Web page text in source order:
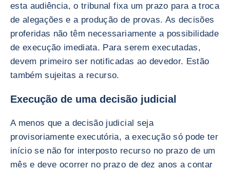
esta audiência, o tribunal fixa um prazo para a troca
de alegações e a produção de provas. As decisões
proferidas não têm necessariamente a possibilidade
de execução imediata. Para serem executadas,
devem primeiro ser notificadas ao devedor. Estão
também sujeitas a recurso.
Execução de uma decisão judicial
A menos que a decisão judicial seja
provisoriamente executória, a execução só pode ter
início se não for interposto recurso no prazo de um
mês e deve ocorrer no prazo de dez anos a contar